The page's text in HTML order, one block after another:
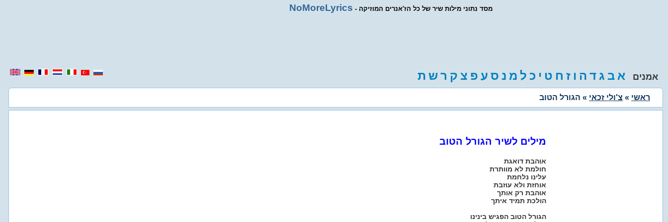
NoMoreLyrics - מסד נתוני מילות שיר של כל הז'אנרים המוזיקה
אמנים א ב ג ד ה ו ז ח ט י כ ל מ נ ס ע פ צ ק רש ת
ראשי » צ'ולי זכאי » הגורל הטוב
מילים לשיר הגורל הטוב
אוהבת דואגת
חולמת לא מוותרת
עלינו נלחמת
אוחזת ולא עוזבת
אוהבת רק אותך
הולכת תמיד איתך
הגורל הטוב הפגיש בינינו